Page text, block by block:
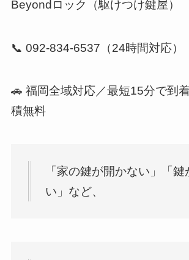
Beyondロック（駆けつけ鍵屋）
📞 092-834-6537（24時間対応）
🚗 福岡全域対応／最短15分で到
積無料
「家の鍵が開かない」「鍵
い」など、